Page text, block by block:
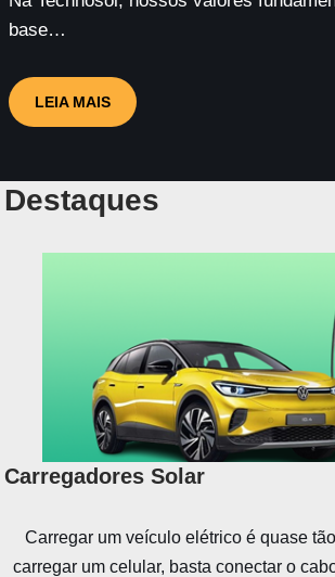
base…
LEIA MAIS
Destaques
Carregadores Solar
Carregar um veículo elétrico é quase tão
carregar um celular, basta conectar o